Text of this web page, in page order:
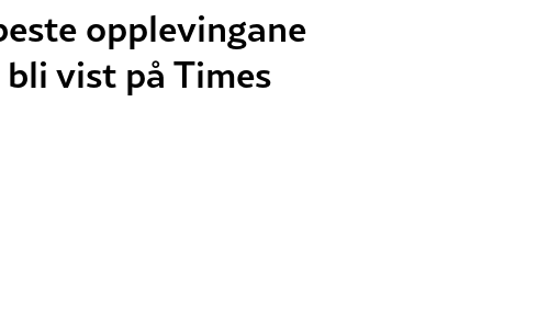
opplevingane
vist på Times